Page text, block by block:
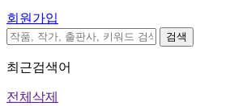
회원가입
검색
최근검색어
전체삭제